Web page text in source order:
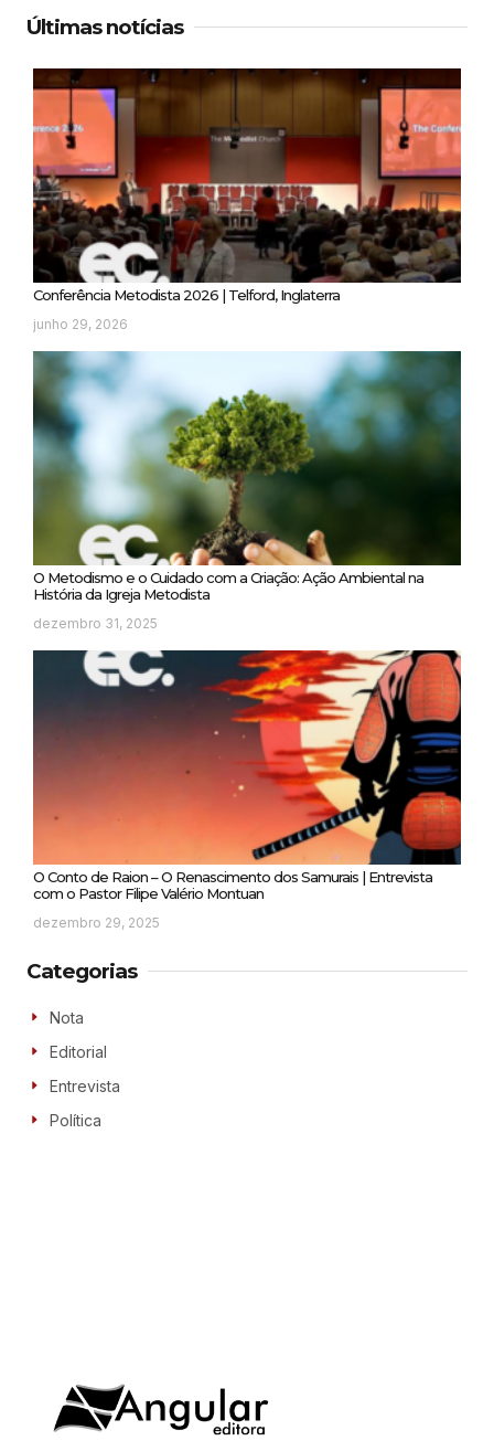
Últimas notícias
Conferência Metodista 2026 | Telford, Inglaterra
junho 29, 2026
O Metodismo e o Cuidado com a Criação: Ação Ambiental na
História da Igreja Metodista
dezembro 31, 2025
O Conto de Raion – O Renascimento dos Samurais | Entrevista
com o Pastor Filipe Valério Montuan
dezembro 29, 2025
Categorias
Nota
Editorial
Entrevista
Política